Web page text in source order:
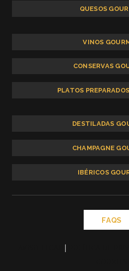
QUESOS
VINOS
CONSERVAS
PLATOS
DESTILADAS
CHAMPAGNE
IBÉRICOS
FAQS
|